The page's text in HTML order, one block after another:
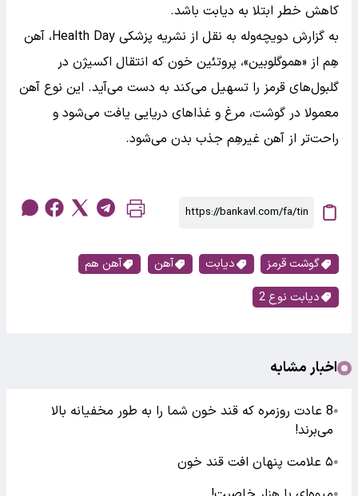
کاهش خطر ابتلا به دیابت باشد.
به گزارش دویچه‌وله به نقل از نشریه پزشکی Health Day، آهن
هِم از «هموگلوبین»، پروتئین خون که انتقال اکسیژن در
گلبول‌های قرمز را تسهیل می‌کند به دست می‌آید. این نوع آهن
معمولا در گوشت، مرغ و غذاهای دریایی یافت می‌شود و
راحت‌تر از آهن غیرهِم جذب بدن می‌شود.
گوشت قرمز دیابت آهن
آهن هم
دیابت نوع 2
اخبار مشابه
●
8 عادت روزمره که قند خون شما را به طور مخفیانه بالا
می‌برند!
●۵ علامت پنهان افت قند خون